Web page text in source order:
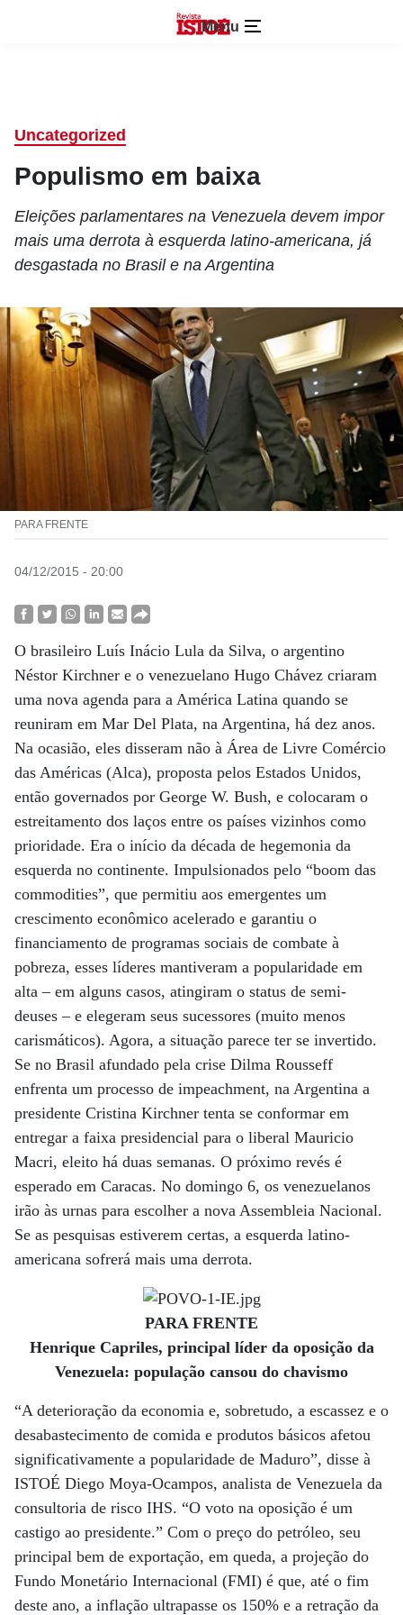
Menu
Uncategorized
Populismo em baixa
Eleições parlamentares na Venezuela devem impor
mais uma derrota à esquerda latino-americana, já
desgastada no Brasil e na Argentina
PARA FRENTE
04/12/2015 - 20:00
O brasileiro Luís Inácio Lula da Silva, o argentino
Néstor Kirchner e o venezuelano Hugo Chávez criaram
uma nova agenda para a América Latina quando se
reuniram em Mar Del Plata, na Argentina, há dez anos.
Na ocasião, eles disseram não à Área de Livre Comércio
das Américas (Alca), proposta pelos Estados Unidos,
então governados por George W. Bush, e colocaram o
estreitamento dos laços entre os países vizinhos como
prioridade. Era o início da década de hegemonia da
esquerda no continente. Impulsionados pelo “boom das
commodities”, que permitiu aos emergentes um
crescimento econômico acelerado e garantiu o
financiamento de programas sociais de combate à
pobreza, esses líderes mantiveram a popularidade em
alta – em alguns casos, atingiram o status de semi-
deuses – e elegeram seus sucessores (muito menos
carismáticos). Agora, a situação parece ter se invertido.
Se no Brasil afundado pela crise Dilma Rousseff
enfrenta um processo de impeachment, na Argentina a
presidente Cristina Kirchner tenta se conformar em
entregar a faixa presidencial para o liberal Mauricio
Macri, eleito há duas semanas. O próximo revés é
esperado em Caracas. No domingo 6, os venezuelanos
irão às urnas para escolher a nova Assembleia Nacional.
Se as pesquisas estiverem certas, a esquerda latino-
americana sofrerá mais uma derrota.
PARA FRENTE
Henrique Capriles, principal líder da oposição da
Venezuela: população cansou do chavismo
“A deterioração da economia e, sobretudo, a escassez e o
desabastecimento de comida e produtos básicos afetou
significativamente a popularidade de Maduro”, disse à
ISTOÉ Diego Moya-Ocampos, analista de Venezuela da
consultoria de risco IHS. “O voto na oposição é um
castigo ao presidente.” Com o preço do petróleo, seu
principal bem de exportação, em queda, a projeção do
Fundo Monetário Internacional (FMI) é que, até o fim
deste ano, a inflação ultrapasse os 150% e a retração da